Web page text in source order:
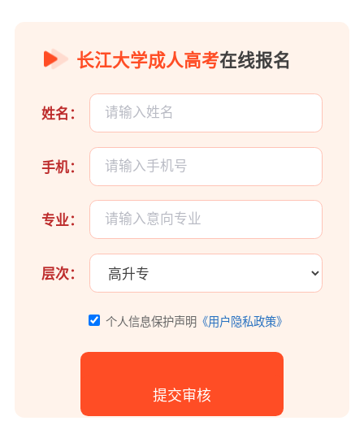
长江大学成人高考在线报名
姓名：
手机：
专业：
层次：
个人信息保护声明 《用户隐私政策》